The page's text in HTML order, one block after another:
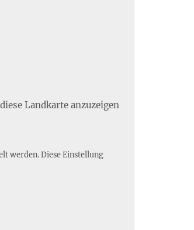
Landkarte anzuzeigen
werden. Diese Einstellung